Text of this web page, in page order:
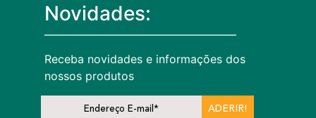
Novidades:
Receba novidades e informações dos
nossos produtos
ADERIR!